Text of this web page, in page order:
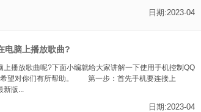
日期:2023-04
电脑上播放歌曲?
播放歌曲呢?下面小编就给大家讲解一下使用手机控制QQ
希望对你们有所帮助。 第一步：首先手机要连接上
版...
日期:2023-04